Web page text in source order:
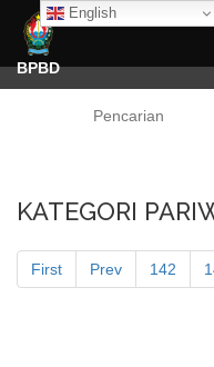
English
BPBD
KATEGORI
First Prev 142